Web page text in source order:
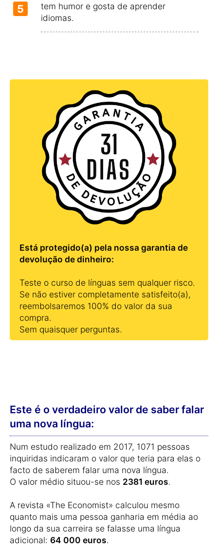
5
tem humor e gosta de aprender
idiomas.
Está protegido(a) pela nossa garantia de
devolução de dinheiro:
Teste o curso de línguas sem qualquer risco.
Se não estiver completamente satisfeito(a),
reembolsaremos 100% do valor da sua
compra.
Sem quaisquer perguntas.
Este é o verdadeiro valor de saber falar
uma nova língua:
Num estudo realizado em 2017, 1071 pessoas
inquiridas indicaram o valor que teria para elas o
facto de saberem falar uma nova língua.
O valor médio situou-se nos 2381 euros.
A revista «The Economist» calculou mesmo
quanto mais uma pessoa ganharia em média ao
longo da sua carreira se falasse uma língua
adicional: 64 000 euros.